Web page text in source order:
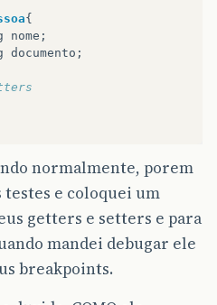
{
nome ;
documento ;
normalmente, porem
e coloquei um
getters e setters e para
mandei debugar ele
breakpoints.